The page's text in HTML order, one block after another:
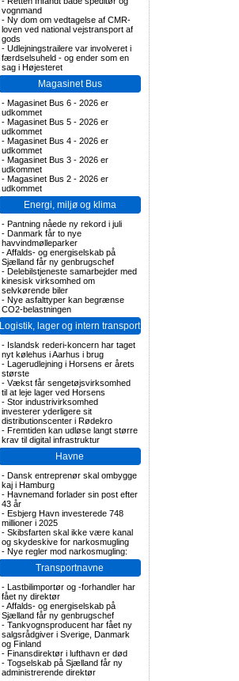
vognmand
- Ny dom om vedtagelse af CMR-
loven ved national vejstransport af
gods
- Udlejningstrailere var involveret i
færdselsuheld - og ender som en
sag i Højesteret
Magasinet Bus
- Magasinet Bus 6 - 2026 er
udkommet
- Magasinet Bus 5 - 2026 er
udkommet
- Magasinet Bus 4 - 2026 er
udkommet
- Magasinet Bus 3 - 2026 er
udkommet
- Magasinet Bus 2 - 2026 er
udkommet
Energi, miljø og klima
- Pantning nåede ny rekord i juli
- Danmark får to nye
havvindmølleparker
-Affalds- og energiselskab på
Sjælland får ny genbrugschef
- Delebilstjeneste samarbejder med
kinesisk virksomhed om
selvkørende biler
- Nye asfalttyper kan begrænse
CO2-belastningen
Logistik, lager og intern transport
- Islandsk rederi-koncern har taget
nyt kølehus i Aarhus i brug
- Lagerudlejning i Horsens er årets
største
- Vækst får sengetøjsvirksomhed
til at leje lager ved Horsens
- Stor industrivirksomhed
investerer yderligere sit
distributionscenter i Rødekro
- Fremtiden kan udløse langt større
krav til digital infrastruktur
Havne
- Dansk entreprenør skal ombygge
kaj i Hamburg
- Havnemand forlader sin post efter
43 år
- Esbjerg Havn investerede 748
millioner i 2025
- Skibsfarten skal ikke være kanal
og skydeskive for narkosmugling
- Nye regler mod narkosmugling:
Transportnavne
- Lastbilimportør og -forhandler har
fået ny direktør
-Affalds- og energiselskab på
Sjælland får ny genbrugschef
- Tankvognsproducent har fået ny
salgsrådgiver i Sverige, Danmark
og Finland
- Finansdirektør i lufthavn er død
- Togselskab på Sjælland får ny
administrerende direktør